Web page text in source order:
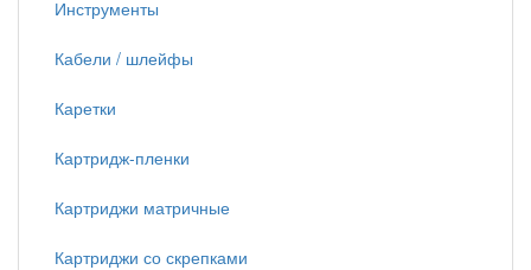
Инструменты
Кабели / шлейфы
Каретки
Картридж-пленки
Картриджи матричные
Картриджи со скрепками